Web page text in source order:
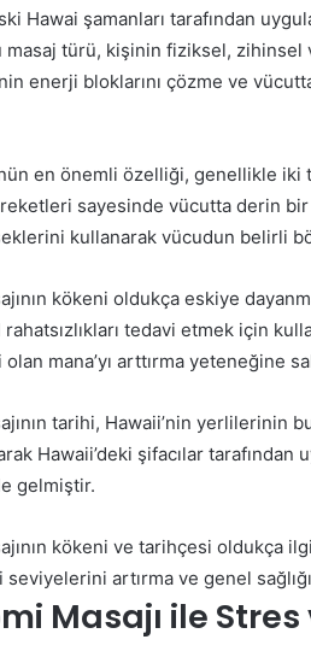
Hawai şamanları tarafından
masaj türü, kişinin fiziksel,
enerji bloklarını çözme ve
en önemli özelliği, genellikle iki
sayesinde vücutta derin
kullanarak vücudun belirli
kökeni oldukça eskiye
tedavi etmek için
mana’yı arttırma yeteneğine
tarihi, Hawaii’nin yerlilerinin
Hawaii’deki şifacılar tarafından
gelmiştir.
kökeni ve tarihçesi oldukça
artırma ve genel
Masajı ile